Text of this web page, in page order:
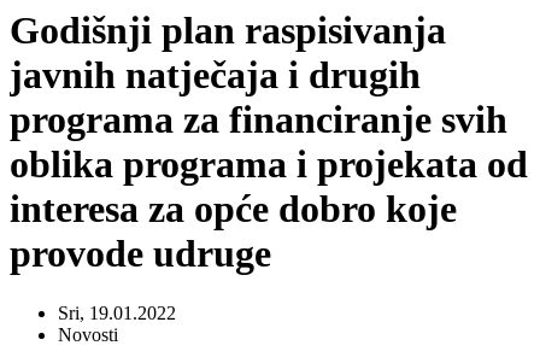
Godišnji plan raspisivanja
javnih natječaja i drugih
programa za financiranje svih
oblika programa i projekata od
interesa za opće dobro koje
provode udruge
Sri, 19.01.2022
Novosti